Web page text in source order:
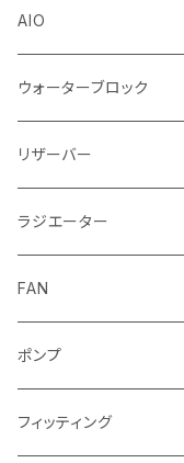
Stealkey Customs
AIO
ウォーターブロック
CPUウォーターブロック
Intel
AMD
GPUウォーターブロック
NVIDIA
AMD
モノブロック
リザーバー
EK-RESチューブ（交換用
EK-D5 Series
ディストロプレート
ラジエーター
ラジエーターサイズ
ラジエーターサイズ
ラジエーターサイズ
FAN
FANサイズ120mm
FANサイズ140mm
ポンプ
ディストロプレート
フィッティング